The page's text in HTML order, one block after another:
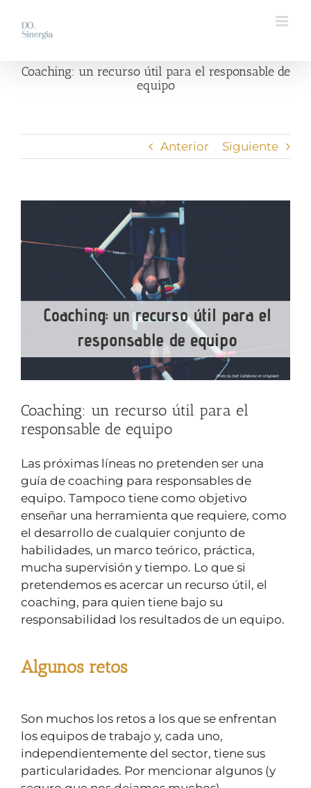
contenido
Coaching: un recurso útil para el responsable de
equipo
Anterior Siguiente
más
Coaching: un recurso útil para el
responsable de equipo
Las próximas líneas no pretenden ser una
guía de coaching para responsables de
equipo. Tampoco tiene como objetivo
enseñar una herramienta que requiere, como
el desarrollo de cualquier conjunto de
habilidades, un marco teórico, práctica,
mucha supervisión y tiempo. Lo que si
pretendemos es acercar un recurso útil, el
coaching, para quien tiene bajo su
responsabilidad los resultados de un equipo.
Algunos retos
Son muchos los retos a los que se enfrentan
los equipos de trabajo y, cada uno,
independientemente del sector, tiene sus
particularidades. Por mencionar algunos (y